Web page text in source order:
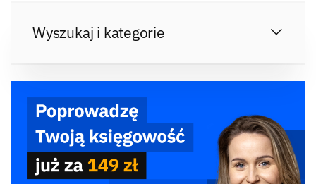
Wyszukaj i kategorie